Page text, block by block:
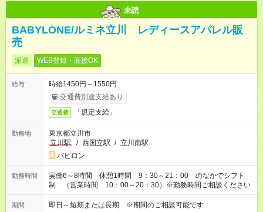
未読
BABYLONE/ルミネ立川 レディースアパレル販
売
派遣 WEB登録・面接OK
給与
時給1450円～1550円
交通費別途支給あり
交通費 「規定支給」
勤務地
東京都立川市
立川駅
/ 西国立駅 / 立川南駅
バビロン
勤務時間
実働6～8時間 休憩1時間 9：30～21：00 のなかでシフト
制 （営業時間 10：00～20：30）※勤務時間ご相談ください
期間 即日～短期または長期 ※期間のご相談可能です